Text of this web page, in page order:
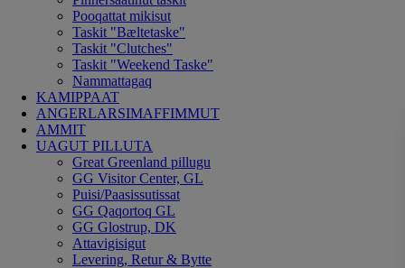
Pooqattat mikisut
Taskit "Bæltetaske"
Taskit "Clutches"
Taskit "Weekend Taske"
Nammattagaq
KAMIPPAAT
ANGERLARSIMAFFIMMUT
AMMIT
UAGUT PILLUTA
Great Greenland pillugu
GG Visitor Center, GL
Puisi/Paasissutissat
GG Qaqortoq GL
GG Glostrup, DK
Attavigisigut
Levering, Retur & Bytte